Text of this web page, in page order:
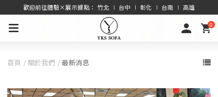
歡迎前往體驗×展示據點： 竹北 ∣ 台中 ∣ 彰化 ∣ 台南 ∣ 高雄
0
首頁 關於我們 最新消息